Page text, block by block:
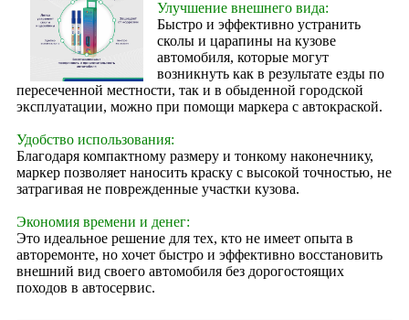
Улучшение внешнего вида:
Быстро и эффективно устранить
сколы и царапины на кузове
автомобиля, которые могут
возникнуть как в результате езды по
пересеченной местности, так и в обыденной городской
эксплуатации, можно при помощи маркера с автокраской.
Удобство использования:
Благодаря компактному размеру и тонкому наконечнику,
маркер позволяет наносить краску с высокой точностью, не
затрагивая не поврежденные участки кузова.
Экономия времени и денег:
Это идеальное решение для тех, кто не имеет опыта в
авторемонте, но хочет быстро и эффективно восстановить
внешний вид своего автомобиля без дорогостоящих
походов в автосервис.